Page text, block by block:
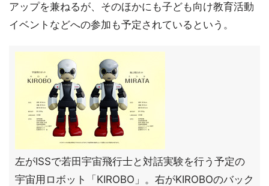
アップを兼ねるが、そのほかにも子ども向け教育活動
イベントなどへの参加も予定されているという。
左がISSで若田宇宙飛行士と対話実験を行う予定の
宇宙用ロボット「KIROBO」。右がKIROBOのバック